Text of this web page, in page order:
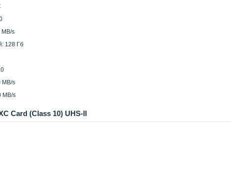
s
128 Гб
MB/s
MB/s
Card (Class 10) UHS-II